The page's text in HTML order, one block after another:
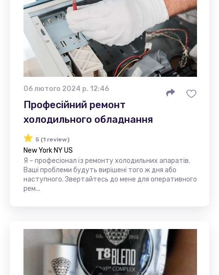
06 лютого 2024 р. 12:46
Професійний ремонт
холодильного обладнання
5 (1 review)
New York NY US
Я – професіонал із ремонту холодильних апаратів.
Ваші проблеми будуть вирішені того ж дня або
наступного. Звертайтесь до мене для оперативного
рем...